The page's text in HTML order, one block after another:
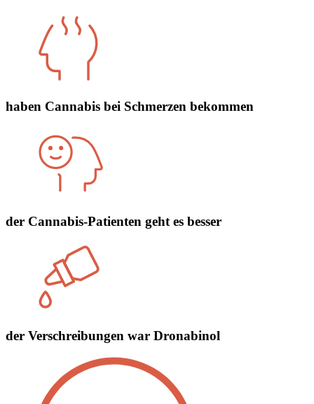
haben Cannabis bei Schmerzen bekommen
der Cannabis-Patienten geht es besser
der Verschreibungen war Dronabinol